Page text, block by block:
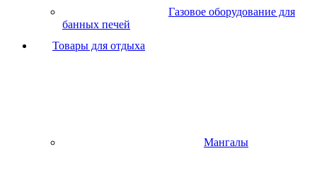
Газовое оборудование для
банных печей
Товары для отдыха
Мангалы